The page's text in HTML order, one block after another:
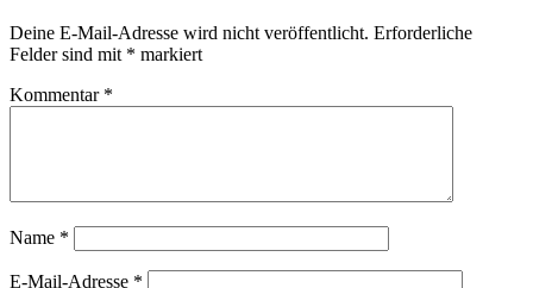
Deine E-Mail-Adresse wird nicht veröffentlicht. Erforderliche
Felder sind mit * markiert
Kommentar *
Name *
E-Mail-Adresse *